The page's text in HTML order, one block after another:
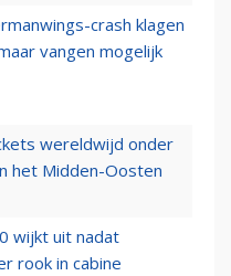
crash klagen
vangen mogelijk
wereldwijd onder
het Midden-Oosten
wijkt uit nadat
rook in cabine